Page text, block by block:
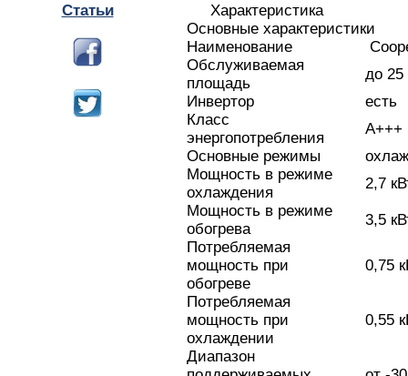
Статьи
Характеристика
Основные характеристики
Наименование
Обслуживаемая
площадь
до 25
Инвертор
есть
Класс
энергопотребления
А+++
Основные режимы
Мощность в режиме
охлаждения
2,7
Мощность в режиме
обогрева
3,5
Потребляемая
мощность при
обогреве
0,75
Потребляемая
мощность при
охлаждении
0,55
Диапазон